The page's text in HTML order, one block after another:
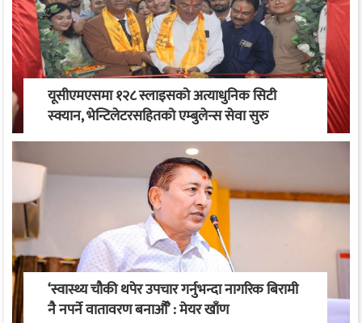
यूसीएमएसमा १२८ स्लाइसको अत्याधुनिक सिटी
स्क्यान, भेन्टिलेटरसहितको एम्बुलेन्स सेवा सुरु
‘स्वास्थ्य चौकी थपेर उपचार गर्नुभन्दा नागरिक बिरामी
नै नपर्ने वातावरण बनाऔँ’ : मेयर खाँण